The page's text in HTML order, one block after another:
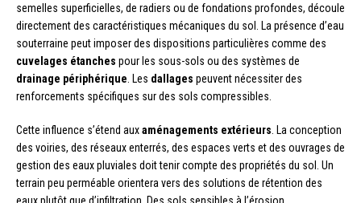
semelles superficielles, de radiers ou de fondations profondes, découle
directement des caractéristiques mécaniques du sol. La présence d’eau
souterraine peut imposer des dispositions particulières comme des
cuvelages étanches pour les sous-sols ou des systèmes de
drainage périphérique . Les dallages peuvent nécessiter des
renforcements spécifiques sur des sols compressibles.
Cette influence s’étend auxaménagements extérieurs . La conception
des voiries, des réseaux enterrés, des espaces verts et des ouvrages de
gestion des eaux pluviales doit tenir compte des propriétés du sol. Un
terrain peu perméable orientera vers des solutions de rétention des